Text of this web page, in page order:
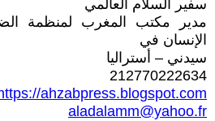
سفير السلام العالمي
مدير مكتب المغرب لمنظمة
الإنسان في
سيدني – أستراليا
212770222634
ahzabpress.blogspot.com
aladalamm@yahoo.fr